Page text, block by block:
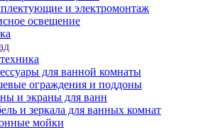
и электромонтаж
освещение
для ванной комнаты
ограждения и поддоны
и экраны для ванн
и зеркала для ванных комнат
мойки